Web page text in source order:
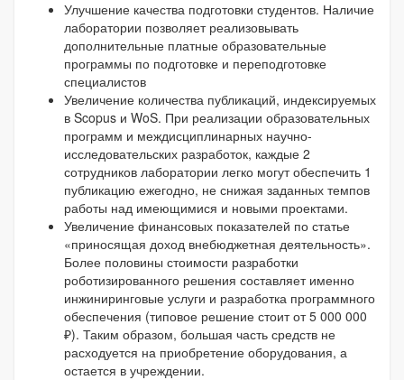
Улучшение качества подготовки студентов. Наличие
лаборатории позволяет реализовывать
дополнительные платные образовательные
программы по подготовке и переподготовке
специалистов
Увеличение количества публикаций, индексируемых
в Scopus и WoS. При реализации образовательных
программ и междисциплинарных научно-
исследовательских разработок, каждые 2
сотрудников лаборатории легко могут обеспечить 1
публикацию ежегодно, не снижая заданных темпов
работы над имеющимися и новыми проектами.
Увеличение финансовых показателей по статье
«приносящая доход внебюджетная деятельность».
Более половины стоимости разработки
роботизированного решения составляет именно
инжиниринговые услуги и разработка программного
обеспечения (типовое решение стоит от 5 000 000
₽). Таким образом, большая часть средств не
расходуется на приобретение оборудования, а
остается в учреждении.